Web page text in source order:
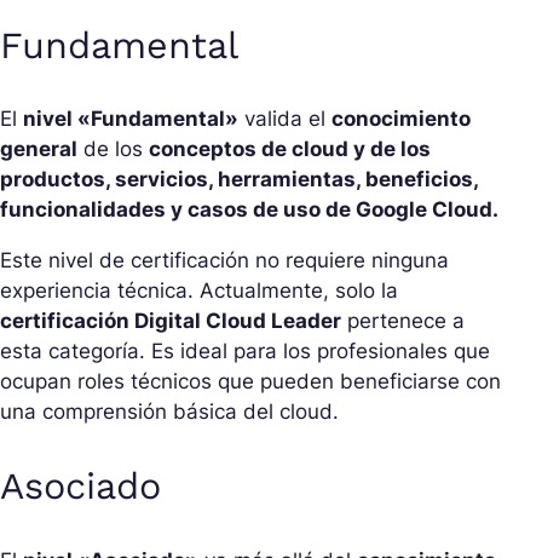
Fundamental
El nivel «Fundamental» valida el conocimiento
general de los conceptos de cloud y de los
productos, servicios, herramientas, beneficios,
funcionalidades y casos de uso de Google Cloud.
Este nivel de certificación no requiere ninguna
experiencia técnica. Actualmente, solo la
certificación Digital Cloud Leader pertenece a
esta categoría. Es ideal para los profesionales que
ocupan roles técnicos que pueden beneficiarse con
una comprensión básica del cloud.
Asociado